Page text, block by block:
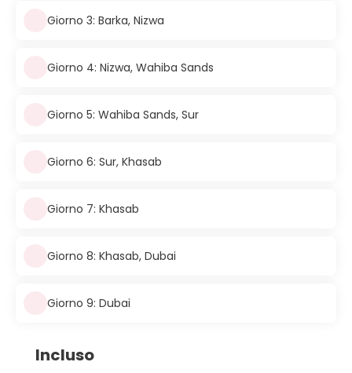
Giorno 3: Barka, Nizwa
Giorno 4: Nizwa, Wahiba Sands
Giorno 5: Wahiba Sands, Sur
Giorno 6: Sur, Khasab
Giorno 7: Khasab
Giorno 8: Khasab, Dubai
Giorno 9: Dubai
Incluso